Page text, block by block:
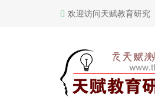
欢迎访问天赋教育研究